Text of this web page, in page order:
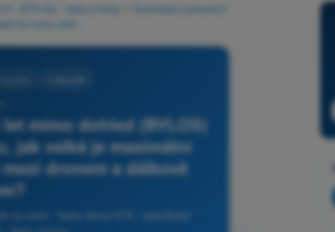
STS-02) - testy a kvízy
Technická a provozní
mimo dohled (BVLOS)
jak velká je maximální
dronem a dálkově
na zemi - Testy drony STS - specifická